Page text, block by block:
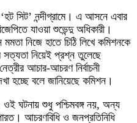
সিট’ নন্দীগ্রামে। এ আসনে এবার
যাওয়া শুভেন্দু অধিকারী।
নিজে হাতে চিঠি লিখে কমিশনকে
সত্যতা নিয়েই প্রশ্ন তুলেছে
আচার-আচরণ নির্বাচনী
হচ্ছে বলে জানিয়েছে কমিশন।
ওই ঘটনায় শুধু পশ্চিমবঙ্গ নয়, অন্য
আচরণবিধি ও জনপ্রতিনিধি